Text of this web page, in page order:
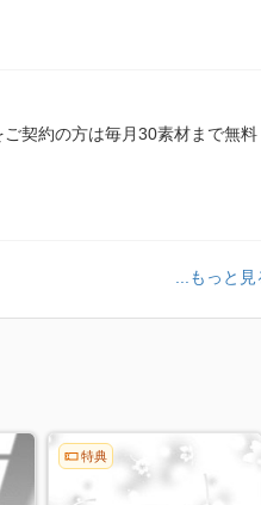
契約の方は毎月30素材まで無料
...もっと見
特典